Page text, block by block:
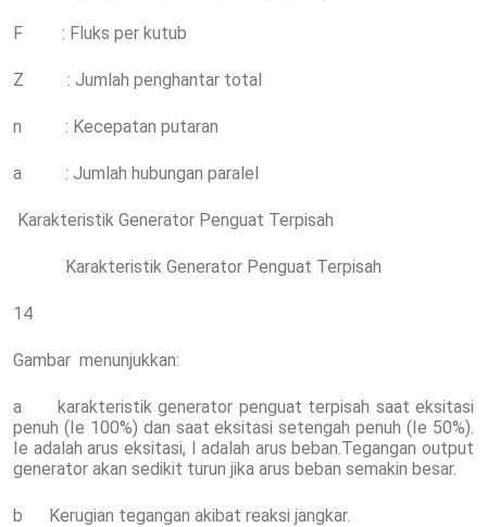
F : Fluks per kutub
Z : Jumlah penghantar total
n : Kecepatan putaran
a : Jumlah hubungan paralel
Karakteristik Generator Penguat Terpisah
Karakteristik Generator Penguat Terpisah
14
Gambar menunjukkan:
a karakteristik generator penguat terpisah saat eksitasi
penuh (Ie 100%) dan saat eksitasi setengah penuh (Ie 50%).
Ie adalah arus eksitasi, I adalah arus beban.Tegangan output
generator akan sedikit turun jika arus beban semakin besar.
b Kerugian tegangan akibat reaksi jangkar.